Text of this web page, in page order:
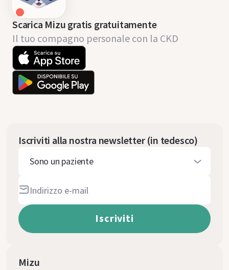
Scarica Mizu gratis gratuitamente
Il tuo compagno personale con la CKD
Iscriviti alla nostra newsletter (in tedesco)
Sono un paziente
Mizu